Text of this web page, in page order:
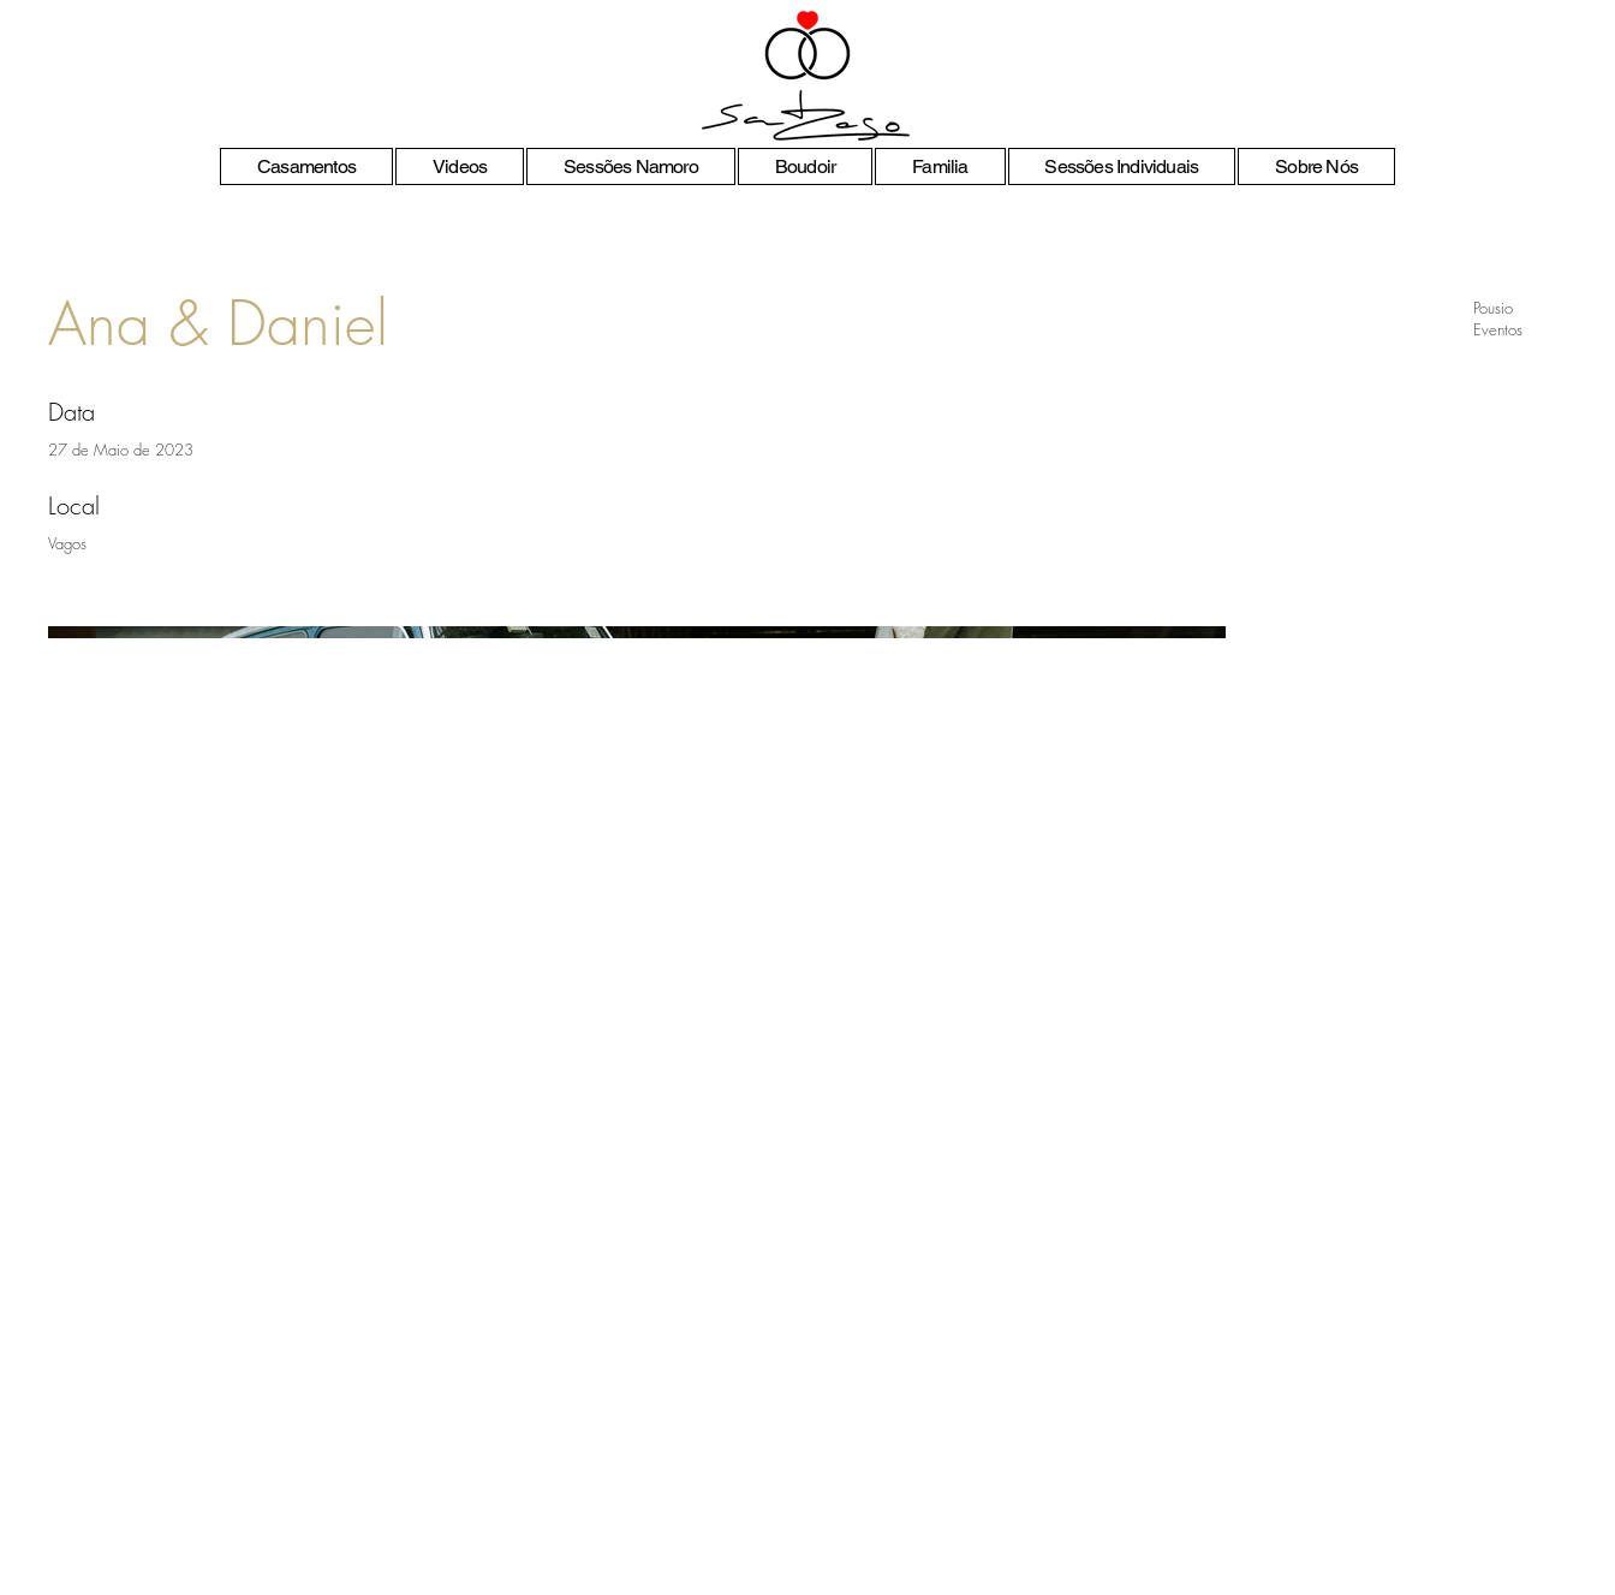
Casamentos Videos Sessões Namoro Boudoir Familia Sessões Individuais Sobre Nós
Ana & Daniel
Data
27 de Maio de 2023
Local
Vagos
Pousio
Eventos